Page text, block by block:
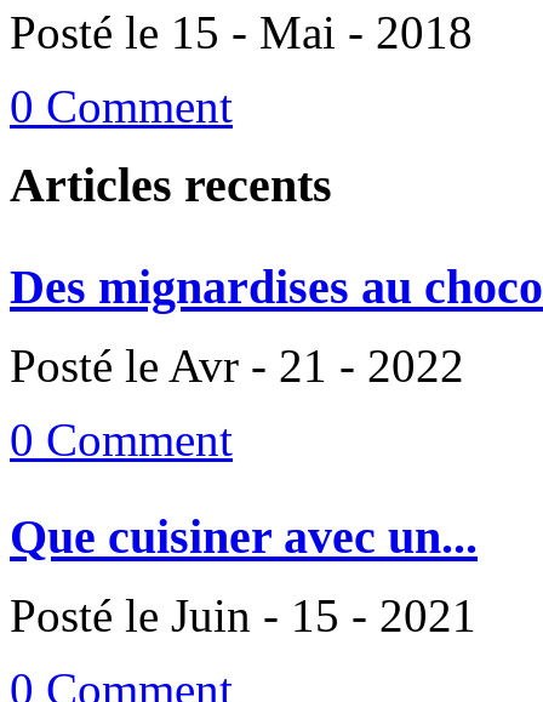
Posté le 15 - Mai - 2018
0 Comment
Articles recents
Des mignardises au
Posté le Avr - 21 - 2022
0 Comment
Que cuisiner avec un...
Posté le Juin - 15 - 2021
0 Comment